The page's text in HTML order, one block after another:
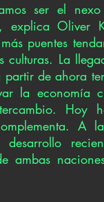
ser el
explica Oliver
puentes
culturas. La
partir de ahora
la economía
Hoy
ambas